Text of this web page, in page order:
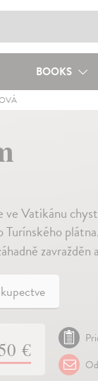
BOOKS
Vatikánu
€